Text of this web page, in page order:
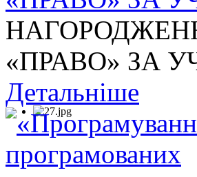
«ПРАВО» ЗА
Детальніше